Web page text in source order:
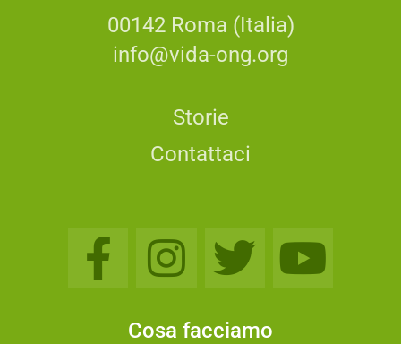
00142 Roma (Italia)
info@vida-ong.org
Storie
Contattaci
Cosa facciamo